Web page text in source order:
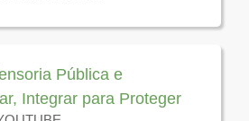
até 31 de dezembro de
Pública e
Integrar para Proteger